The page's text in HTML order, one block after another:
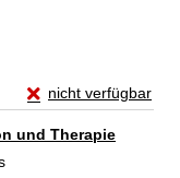
nicht verfügbar
Exemplar-Details
und Therapie